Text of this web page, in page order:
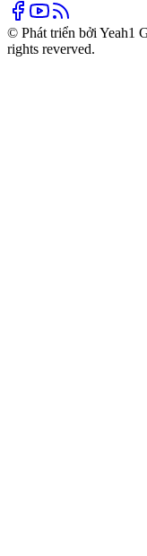
© Phát triển bởi Yeah1
rights reverved.